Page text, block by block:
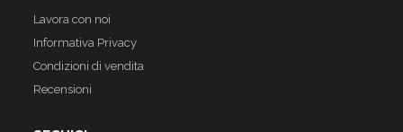
Lavora con noi
Informativa Privacy
Condizioni di vendita
Recensioni